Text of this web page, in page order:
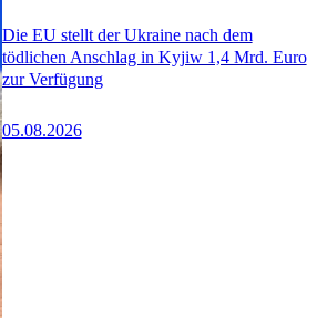
Die EU stellt der Ukraine nach dem
tödlichen Anschlag in Kyjiw 1,4 Mrd. Euro
zur Verfügung
05.08.2026